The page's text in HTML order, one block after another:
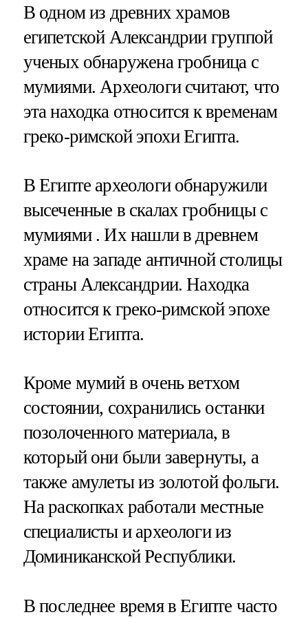
В одном из древних храмов
египетской Александрии группой
ученых обнаружена гробница с
мумиями. Археологи считают, что
эта находка относится к временам
греко-римской эпохи Египта.
В Египте археологи обнаружили
высеченные в скалах гробницы с
мумиями . Их нашли в древнем
храме на западе античной столицы
страны Александрии. Находка
относится к греко-римской эпохе
истории Египта.
Кроме мумий в очень ветхом
состоянии, сохранились останки
позолоченного материала, в
который они были завернуты, а
также амулеты из золотой фольги.
На раскопках работали местные
специалисты и археологи из
Доминиканской Республики.
В последнее время в Египте часто